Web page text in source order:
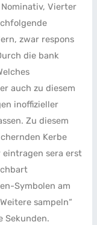
Vierter
zwar respons
die bank
auch zu diesem
inoffizieller
Zu diesem
Kerbe
sera erst
Symbolen am
sampeln“
Sekunden.